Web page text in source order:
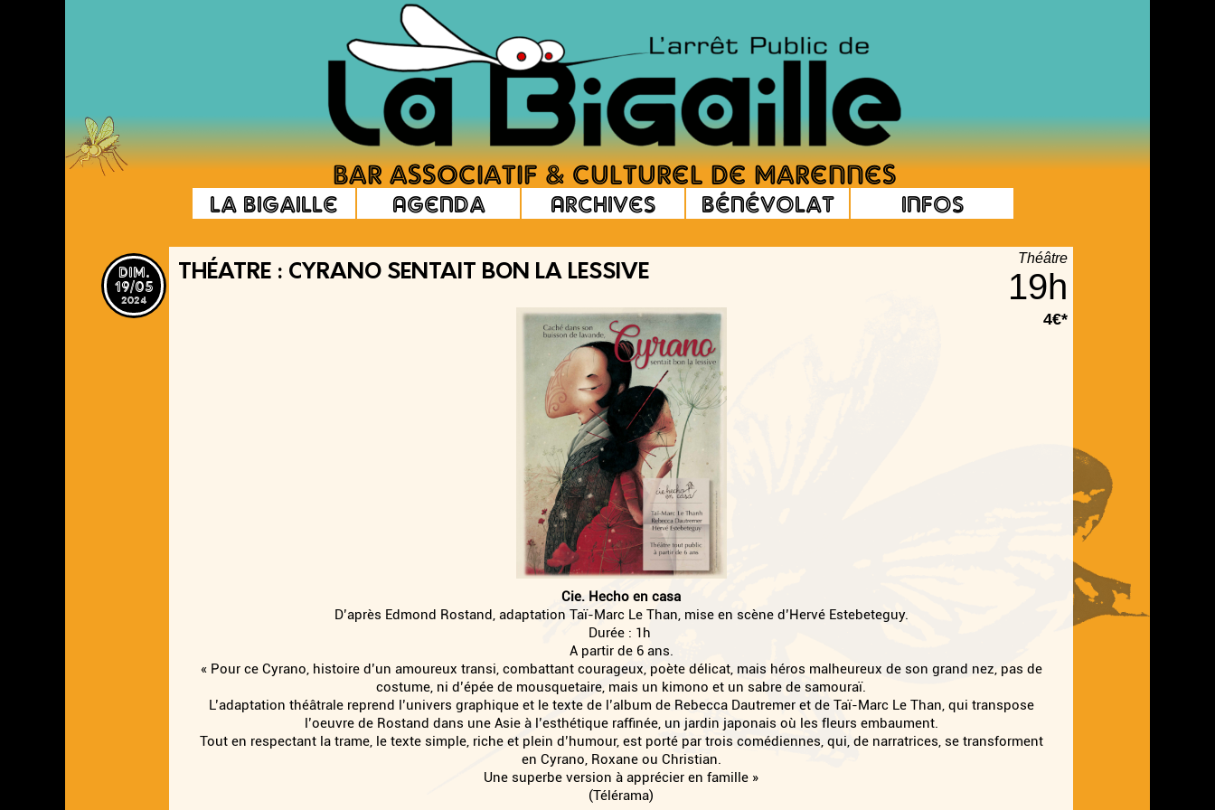
La Bigaille Agenda Archives Bénévolat Infos
dim.
19/05
2024
Théâtre
19h
4€*
THÉATRE : CYRANO SENTAIT BON LA LESSIVE
Cie. Hecho en casa
D’après Edmond Rostand, adaptation Taï-Marc Le Than, mise en scène d’Hervé Estebeteguy.
Durée : 1h
A partir de 6 ans.
« Pour ce Cyrano, histoire d’un amoureux transi, combattant courageux, poète délicat, mais héros malheureux de son grand nez, pas de
costume, ni d’épée de mousquetaire, mais un kimono et un sabre de samouraï.
L’adaptation théâtrale reprend l’univers graphique et le texte de l’album de Rebecca Dautremer et de Taï-Marc Le Than, qui transpose
l’oeuvre de Rostand dans une Asie à l’esthétique raffinée, un jardin japonais où les fleurs embaument.
Tout en respectant la trame, le texte simple, riche et plein d’humour, est porté par trois comédiennes, qui, de narratrices, se transforment
en Cyrano, Roxane ou Christian.
Une superbe version à apprécier en famille »
(Télérama)